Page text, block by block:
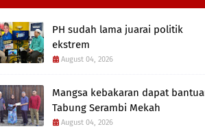
PH sudah lama juarai politik
ekstrem
August 04, 2026
Mangsa kebakaran dapat
Tabung Serambi Mekah
August 04, 2026